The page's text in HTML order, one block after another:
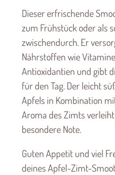
Dieser erfrischende
zum Frühstück oder als
zwischendurch. Er
Nährstoffen wie
Antioxidantien und gibt
für den Tag. Der leicht
Apfels in Kombination
Aroma des Zimts
besondere Note.
Guten Appetit und viel
deines Apfel-Zimt-